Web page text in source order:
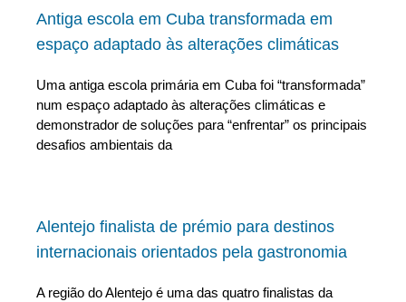
Antiga escola em Cuba transformada em
espaço adaptado às alterações climáticas
Uma antiga escola primária em Cuba foi “transformada”
num espaço adaptado às alterações climáticas e
demonstrador de soluções para “enfrentar” os principais
desafios ambientais da
Alentejo finalista de prémio para destinos
internacionais orientados pela gastronomia
A região do Alentejo é uma das quatro finalistas da